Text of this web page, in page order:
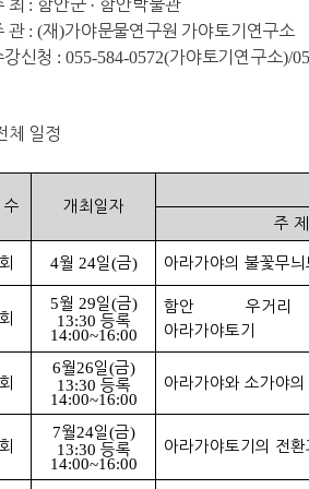
최 :함안군 ·함안박물관
관 : (재)가야문물연구원 가야토기연구소
강신청 : 055-584-0572(가야토기연구소)/
체 일정
수 개최일자
주 제
회 4월 24일 (금) 아라가야의 불꽃무늬
회
5월 29일 (금)
13:30 등록
14:00~16:00
함안 우거리
아라가야토기
회
6월 26일 (금)
13:30 등록
14:00~16:00
아라가야와 소가야
7월 24일 (금)
13:30 등록
14:00~16:00
아라가야토기의 전환